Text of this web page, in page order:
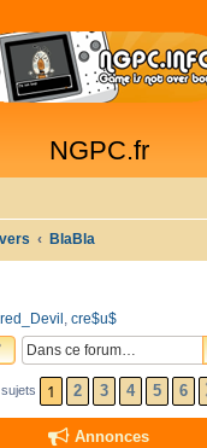
NGPC.fr
BlaBla
, cre$u$
1 2 3 4 5 6
Annonces